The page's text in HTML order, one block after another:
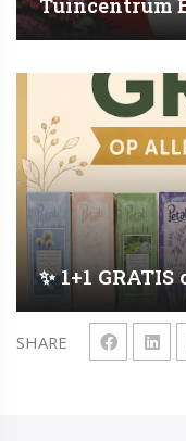
SHARE
Tuincentrum
✨ 1+1